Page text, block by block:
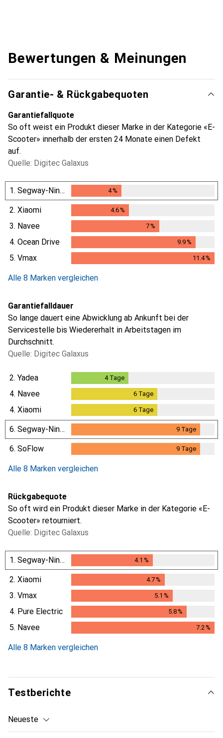
Bewertungen & Meinungen
Garantie- & Rückgabequoten
Garantiefallquote
So oft weist ein Produkt dieser Marke in der Kategorie «E-
Scooter» innerhalb der ersten 24 Monate einen Defekt
auf.
Quelle: Digitec Galaxus
1. Segway-Ninebot 4%
2. Xiaomi 4.6%
3. Navee 7%
4. Ocean Drive 9.9%
9.9%
5. Vmax 11.4%
Alle 8 Marken vergleichen
Garantiefalldauer
So lange dauert eine Abwicklung ab Ankunft bei der
Servicestelle bis Wiedererhalt in Arbeitstagen im
Durchschnitt.
Quelle: Digitec Galaxus
2. Yadea 4Tage
4. Navee 6Tage
4. Xiaomi 6Tage
6. Segway-Ninebot 9 Tage
9Tage
6. SoFlow 9 Tage
Alle 8 Marken vergleichen
Rückgabequote
So oft wird ein Produkt dieser Marke in der Kategorie «E-
Scooter» retourniert.
Quelle: Digitec Galaxus
1. Segway-Ninebot 4.1 %
2. Xiaomi 4.7%
3. Vmax 5.1 %
4. Pure Electric 5.8%
5. Navee 7.2 %
Alle 8 Marken vergleichen
Testberichte
Neueste